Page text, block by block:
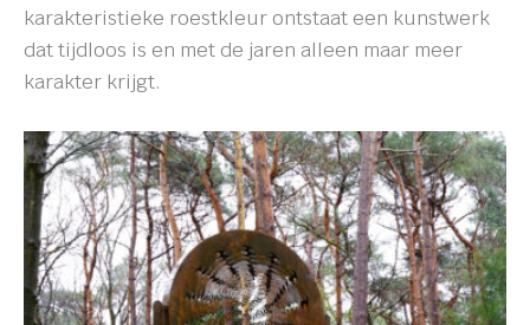
karakteristieke roestkleur ontstaat een kunstwerk
dat tijdloos is en met de jaren alleen maar meer
karakter krijgt.